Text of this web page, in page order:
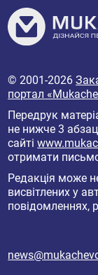
© 2001-2026
портал
Передрук
не нижче 3
сайті
отримати
Редакція може
висвітлених у
повідомленнях,